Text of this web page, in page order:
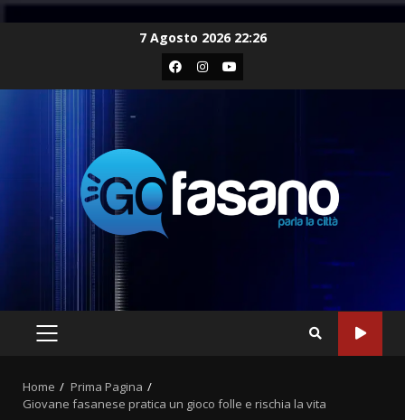
7 Agosto 2026 22:26
Facebook
Instagram
Youtube
PRIMARY
Home
Prima Pagina
Giovane fasanese pratica un gioco folle e rischia la vita